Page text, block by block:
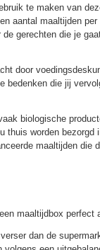
te maken van
aantal maaltijden
gerechten die je
door
bedenken die jij
biologische
thuis worden bezorgd
maaltijden die
maaltijdbox perfect
dan de